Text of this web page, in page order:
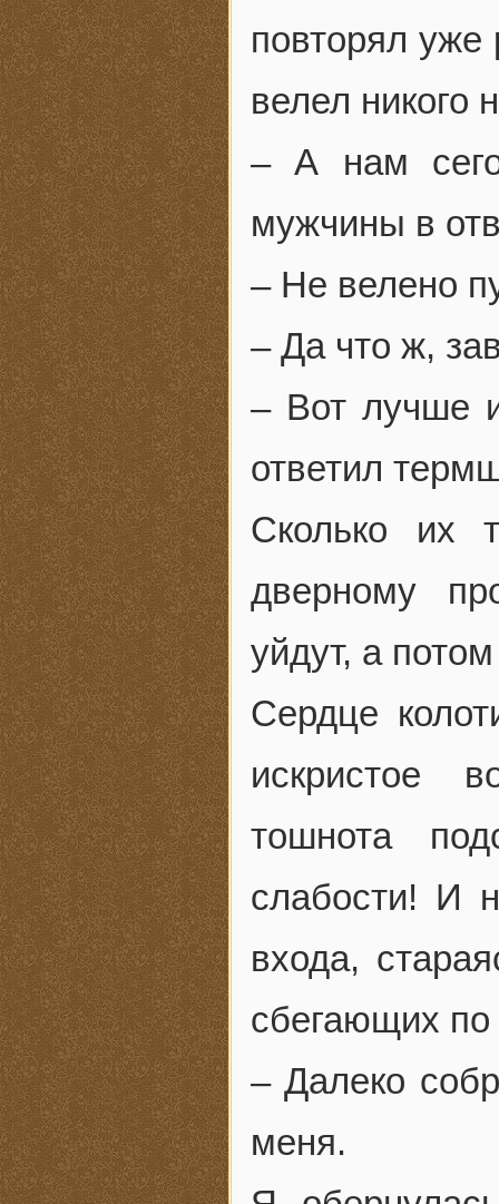
повторял уже
велел никого
– А нам
мужчины в
– Не велено
– Да что ж,
– Вот лучше
ответил
Сколько их
дверному
уйдут, а
Сердце
искристое
тошнота
слабости! И
входа,
сбегающих по
– Далеко
меня.